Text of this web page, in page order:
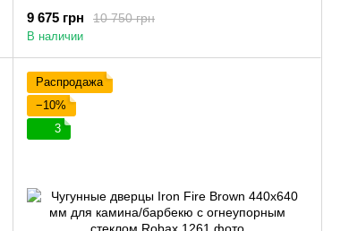
10 750 грн
9 675 грн
В наличии
Распродажа
−10%
3